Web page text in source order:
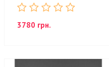
3780 грн.